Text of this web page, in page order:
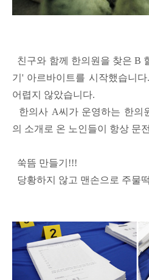
친구와 함께 한의원을 찾은 B
기' 아르바이트를 시작했습니
어렵지 않았습니다.
한의사 A씨가 운영하는 한의
의 소개로 온 노인들이 항상 문
쑥뜸 만들기!!!
당황하지 않고 맨손으로 주물